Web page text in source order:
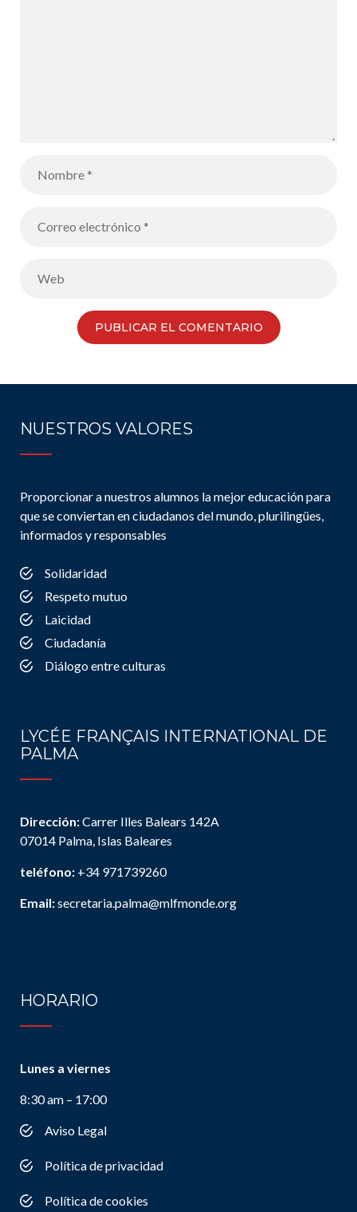
NUESTROS VALORES
Proporcionar a nuestros alumnos la mejor educación para
que se conviertan en ciudadanos del mundo, plurilingües,
informados y responsables
Solidaridad
Respeto mutuo
Laicidad
Ciudadanía
Diálogo entre culturas
LYCÉE FRANÇAIS INTERNATIONAL DE
PALMA
Dirección:Carrer Illes Balears 142A
07014 Palma, Islas Baleares
teléfono: +34 971739260
Email:secretaria.palma@mlfmonde.org
HORARIO
Lunes a viernes
8:30 am – 17:00
Aviso Legal
Política de privacidad
Política de cookies